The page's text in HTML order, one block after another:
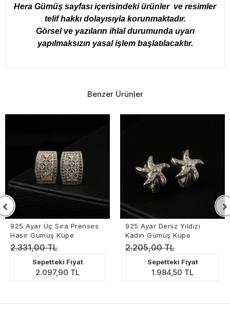
Hera Gümüş sayfası içerisindeki ürünler ve resimler
telif hakkı dolayısıyla korunmaktadır.
Görsel ve yazıların ihlal durumunda uyarı
yapılmaksızın yasal işlem başlatılacaktır.
Benzer Ürünler
925 Ayar Üç Sıra Prenses
Hasır Gümüş Küpe
2.331,00 TL
Sepetteki Fiyat
2.097,90 TL
925 Ayar Deniz Yıldızı
Kadın Gümüş Küpe
2.205,00 TL
Sepetteki Fiyat
1.984,50 TL